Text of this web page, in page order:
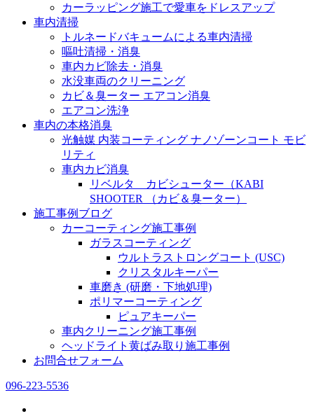
カーラッピング施工で愛車をドレスアップ
車内清掃
トルネードバキュームによる車内清掃
嘔吐清掃・消臭
車内カビ除去・消臭
水没車両のクリーニング
カビ＆臭ーター エアコン消臭
エアコン洗浄
車内の本格消臭
光触媒 内装コーティング ナノゾーンコート モビ
リティ
車内カビ消臭
リベルタ カビシューター（KABI
SHOOTER （カビ＆臭ーター）
施工事例ブログ
カーコーティング施工事例
ガラスコーティング
ウルトラストロングコート (USC)
クリスタルキーパー
車磨き (研磨・下地処理)
ポリマーコーティング
ピュアキーパー
車内クリーニング施工事例
ヘッドライト黄ばみ取り施工事例
お問合せフォーム
096-223-5536